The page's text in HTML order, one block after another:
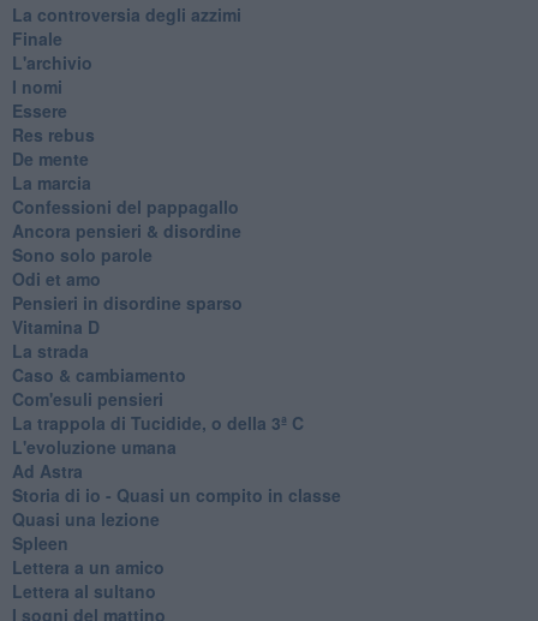
La controversia degli azzimi
Finale
L'archivio
I nomi
Essere
Res rebus
De mente
La marcia
Confessioni del pappagallo
Ancora pensieri & disordine
Sono solo parole
Odi et amo
Pensieri in disordine sparso
Vitamina D
La strada
Caso & cambiamento
Com'esuli pensieri
La trappola di Tucidide, o della 3ª C
L'evoluzione umana
Ad Astra
Storia di io - Quasi un compito in classe
Quasi una lezione
Spleen
Lettera a un amico
Lettera al sultano
I sogni del mattino